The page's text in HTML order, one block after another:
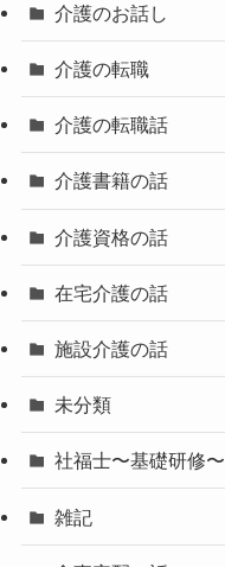
介護のお話し
介護の転職
介護の転職話
介護書籍の話
介護資格の話
在宅介護の話
施設介護の話
未分類
社福士〜基礎研修〜
雑記